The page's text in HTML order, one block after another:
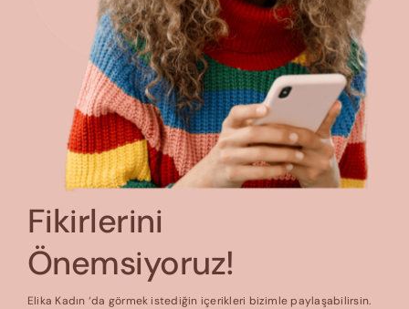
Fikirlerini
Önemsiyoruz!
Elika Kadın ‘da görmek istediğin içerikleri bizimle paylaşabilirsin.